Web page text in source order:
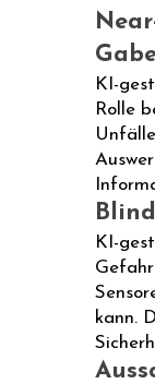
KI-
Rolle
KI-
kann.